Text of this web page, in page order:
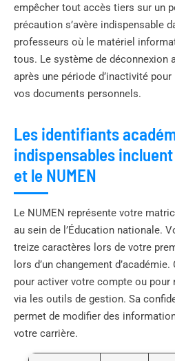
empêcher tout accès tiers sur un
précaution s’avère indispensable
professeurs où le matériel
tous. Le système de déconnexion
après une période d’inactivité
vos documents personnels.
Les identifiants
indispensables
et le NUMEN
Le NUMEN représente votre
au sein de l’Éducation nationale.
treize caractères lors de votre
lors d’un changement
pour activer votre compte ou pour
via les outils de gestion. Sa
permet de modifier des
votre carrière.